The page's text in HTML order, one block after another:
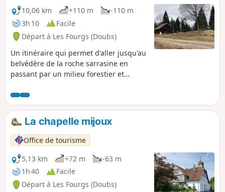
10,06 km
+110 m
-110 m
3h 10
Facile
Départ à Les Fourgs (Doubs)
Un itinéraire qui permet d'aller jusqu'au
belvédère de la roche sarrasine en
passant par un milieu forestier et
village des Fourgs.
La chapelle mijoux
Office de tourisme
5,13 km
+72 m
-63 m
1h 40
Facile
Départ à Les Fourgs (Doubs)